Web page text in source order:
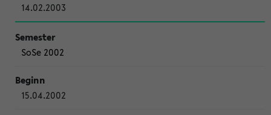
14.02.2003
SoSe 2002
15.04.2002